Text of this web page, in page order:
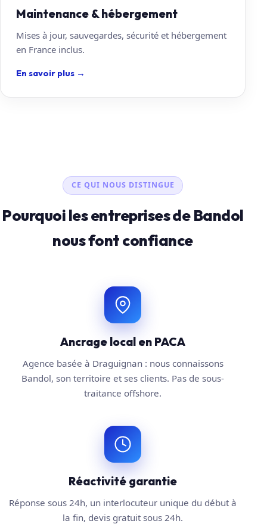
Maintenance & hébergement
Mises à jour, sauvegardes, sécurité et hébergement
en France inclus.
En savoir plus →
CE QUI NOUS DISTINGUE
Pourquoi les entreprises de Bandol
nous font confiance
Ancrage local en PACA
Agence basée à Draguignan : nous connaissons
Bandol, son territoire et ses clients. Pas de sous-
traitance offshore.
Réactivité garantie
Réponse sous 24h, un interlocuteur unique du début à
la fin, devis gratuit sous 24h.